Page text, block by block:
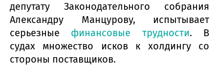
депутату Законодательного собрания
Александру Манцурову, испытывает
серьезные финансовые трудности. В
судах множество исков к холдингу со
стороны поставщиков.